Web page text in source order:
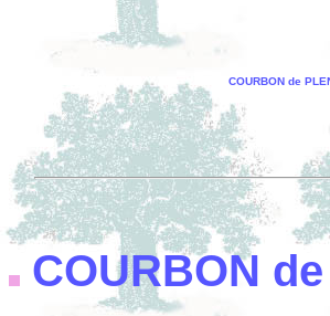
COURBON de
COURBON